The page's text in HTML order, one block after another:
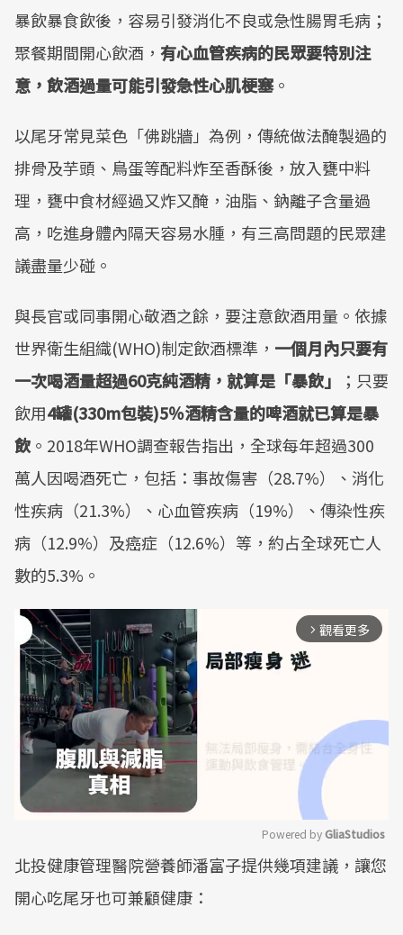
暴飲暴食飲後，容易引發消化不良或急性腸胃毛病；
聚餐期間開心飲酒， 有心血管疾病的民眾要特別注
意，飲酒過量可能引發急性心肌梗塞。
以尾牙常見菜色「佛跳牆」為例，傳統做法醃製過的
排骨及芋頭、鳥蛋等配料炸至香酥後，放入甕中料
理，甕中食材經過又炸又醃，油脂、鈉離子含量過
高，吃進身體內隔天容易水腫，有三高問題的民眾建
議盡量少碰。
與長官或同事開心敬酒之餘，要注意飲酒用量。依據
世界衛生組織(WHO)制定飲酒標準， 一個月內只要有
一次喝酒量超過60克純酒精，就算是「暴飲」
；只要
飲用4罐(330m包裝)5％酒精含量的啤酒就已算是暴
飲 。2018年WHO調查報告指出，全球每年超過300
萬人因喝酒死亡，包括：事故傷害（28.7%）、消化
性疾病（21.3%）、心血管疾病（19%）、傳染性疾
病（12.9%）及癌症（12.6%）等，約占全球死亡人
數的5.3%。
arrow_forward_ios 觀看更多
Mute
Powered by GliaStudios
北投健康管理醫院營養師潘富子提供幾項建議，讓您
開心吃尾牙也可兼顧健康：